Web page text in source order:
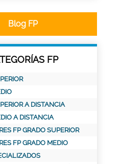
Blog FP
FP
A DISTANCIA
A DISTANCIA
FP GRADO SUPERIOR
FP GRADO MEDIO